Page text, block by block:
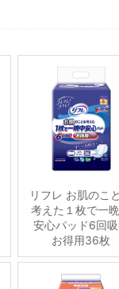
リフレ お肌のこ
考えた１枚で一
安心パッド6回吸
お得用36枚